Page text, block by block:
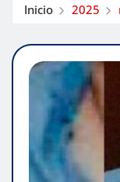
Inicio 2025